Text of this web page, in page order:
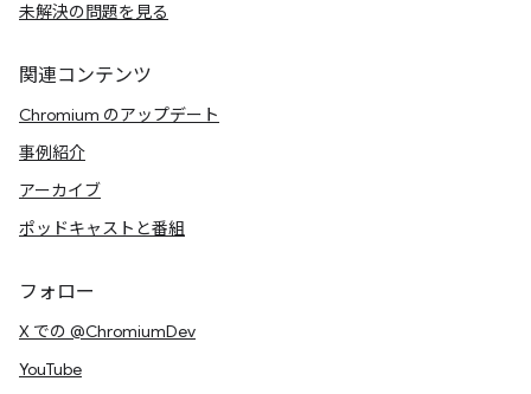
未解決の問題を見る
関連コンテンツ
Chromium のアップデート
事例紹介
アーカイブ
ポッドキャストと番組
フォロー
X での @ChromiumDev
YouTube